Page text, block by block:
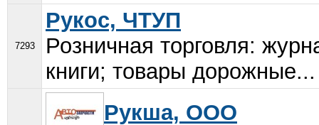
7293
Рукос, ЧТУП
Розничная торговля:
книги; товары дорожные...
Рукша, ООО